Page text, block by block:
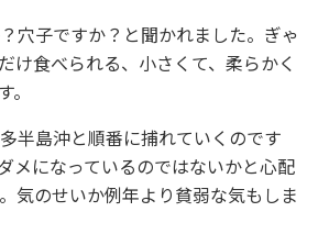
穴子ですか？と聞かれました。ぎゃ
け食べられる、小さくて、柔らかく
半島沖と順番に捕れていくのです
メになっているのではないかと心配
気のせいか例年より貧弱な気もしま